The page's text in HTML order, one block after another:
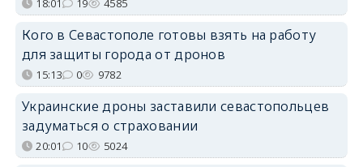
18:01 19 4585
Кого в Севастополе готовы взять на работу
для защиты города от дронов
15:13 0 9782
Украинские дроны заставили севастопольцев
задуматься о страховании
20:01 10 5024